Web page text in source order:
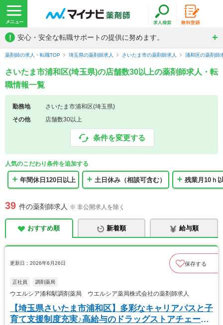
! 安心・安全な転職サポートの提供に努めます。
薬剤師の求人・転職TOP 埼玉県の薬剤師求人 さいたま市の薬剤師求人 浦和区の薬剤師
さいたま市浦和区(埼玉県)の店舗数30以上の薬剤師求人・転
職情報一覧
勤務地
さいたま市浦和区(埼玉県)
その他
店舗数30以上
条件を変更する
人気のこだわり条件を追加する
年間休日120日以上 土日休み（相談可含む） 残業月10ｈ
39 件の薬剤師求人 ※ 非公開求人を除く
おすすめ順 新着順 給与順
更新日：2026年6月26日 保存する
正社員 調剤薬局
ウエルシア浦和駅調剤薬局 ウエルシア薬局株式会社の薬剤師求人
【埼玉県さいたま市浦和区】多彩なキャリアパスと子
育て支援制度充実♪高給与のドラッグストアチェーン